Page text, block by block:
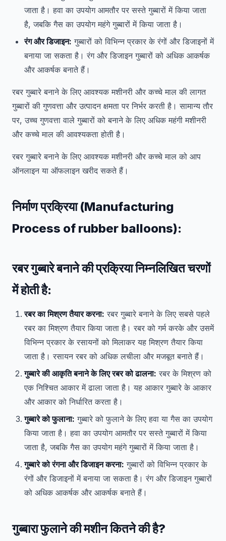
जाता है। हवा का उपयोग आमतौर पर सस्ते गुब्बारों में किया जाता
है, जबकि गैस का उपयोग महंगे गुब्बारों में किया जाता है।
रंग और डिजाइन: गुब्बारों को विभिन्न प्रकार के रंगों और डिजाइनों में
बनाया जा सकता है। रंग और डिजाइन गुब्बारों को अधिक आकर्षक
और आकर्षक बनाते हैं।
रबर गुब्बारे बनाने के लिए आवश्यक मशीनरी और कच्चे माल की लागत
गुब्बारों की गुणवत्ता और उत्पादन क्षमता पर निर्भर करती है। सामान्य तौर
पर, उच्च गुणवत्ता वाले गुब्बारों को बनाने के लिए अधिक महंगी मशीनरी
और कच्चे माल की आवश्यकता होती है।
रबर गुब्बारे बनाने के लिए आवश्यक मशीनरी और कच्चे माल को आप
ऑनलाइन या ऑफलाइन खरीद सकते हैं।
निर्माण प्रक्रिया (Manufacturing
Process of rubber balloons):
रबर गुब्बारे बनाने की प्रक्रिया निम्नलिखित चरणों
में होती है:
रबर का मिश्रण तैयार करना: रबर गुब्बारे बनाने के लिए सबसे पहले
रबर का मिश्रण तैयार किया जाता है। रबर को गर्म करके और उसमें
विभिन्न प्रकार के रसायनों को मिलाकर यह मिश्रण तैयार किया
जाता है। रसायन रबर को अधिक लचीला और मजबूत बनाते हैं।
गुब्बारे की आकृति बनाने के लिए रबर को ढालना: रबर के मिश्रण को
एक निश्चित आकार में ढाला जाता है। यह आकार गुब्बारे के आकार
और आकार को निर्धारित करता है।
गुब्बारे को फुलाना: गुब्बारे को फुलाने के लिए हवा या गैस का उपयोग
किया जाता है। हवा का उपयोग आमतौर पर सस्ते गुब्बारों में किया
जाता है, जबकि गैस का उपयोग महंगे गुब्बारों में किया जाता है।
गुब्बारे को रंगना और डिजाइन करना: गुब्बारों को विभिन्न प्रकार के
रंगों और डिजाइनों में बनाया जा सकता है। रंग और डिजाइन गुब्बारों
को अधिक आकर्षक और आकर्षक बनाते हैं।
गुब्बारा फुलाने की मशीन कितने की है?